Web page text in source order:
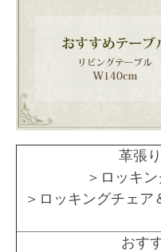
革張
＞ロッキ
＞ロッキングチェア
おす